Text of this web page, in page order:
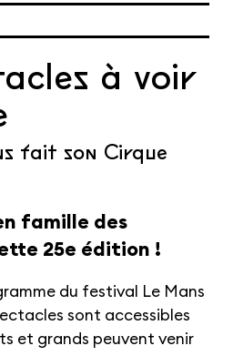
à voir
fait son Cirque
famille des
25e édition !
du festival Le Mans
sont accessibles
et grands peuvent venir
pros